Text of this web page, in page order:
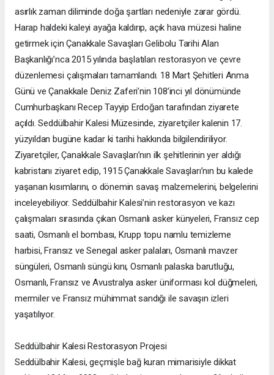
asırlık zaman diliminde doğa şartları nedeniyle zarar gördü.
Harap haldeki kaleyi ayağa kaldırıp, açık hava müzesi haline
getirmek için Çanakkale Savaşları Gelibolu Tarihi Alan
Başkanlığı’nca 2015 yılında başlatılan restorasyon ve çevre
düzenlemesi çalışmaları tamamlandı. 18 Mart Şehitleri Anma
Günü ve Çanakkale Deniz Zaferi’nin 108’inci yıl dönümünde
Cumhurbaşkanı Recep Tayyip Erdoğan tarafından ziyarete
açıldı. Seddülbahir Kalesi Müzesinde, ziyaretçiler kalenin 17.
yüzyıldan bugüne kadar ki tarihi hakkında bilgilendiriliyor.
Ziyaretçiler, Çanakkale Savaşları’nın ilk şehitlerinin yer aldığı
kabristanı ziyaret edip, 1915 Çanakkale Savaşları’nın bu kalede
yaşanan kısımlarını, o dönemin savaş malzemelerini, belgelerini
inceleyebiliyor. Seddülbahir Kalesi’nin restorasyon ve kazı
çalışmaları sırasında çıkan Osmanlı asker künyeleri, Fransız cep
saati, Osmanlı el bombası, Krupp topu namlu temizleme
harbisi, Fransız ve Senegal asker palaları, Osmanlı mavzer
süngüleri, Osmanlı süngü kını, Osmanlı palaska barutluğu,
Osmanlı, Fransız ve Avustralya asker üniforması kol düğmeleri,
mermiler ve Fransız mühimmat sandığı ile savaşın izleri
yaşatılıyor.
Seddülbahir Kalesi Restorasyon Projesi
Seddülbahir Kalesi, geçmişle bağ kuran mimarisiyle dikkat